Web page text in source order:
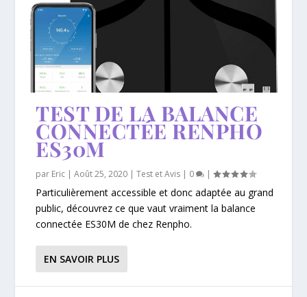
TEST DE LA BALANCE
CONNECTÉE RENPHO
ES30M
par Eric |Août 25, 2020 |Test et Avis | 0 |
Particulièrement accessible et donc adaptée au grand
public, découvrez ce que vaut vraiment la balance
connectée ES30M de chez Renpho.
EN SAVOIR PLUS